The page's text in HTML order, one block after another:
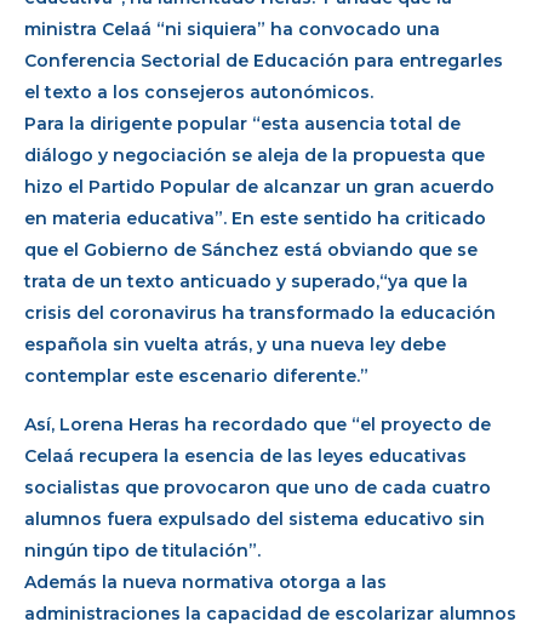
ministra Celaá “ni siquiera” ha convocado una
Conferencia Sectorial de Educación para entregarles
el texto a los consejeros autonómicos.
Para la dirigente popular “esta ausencia total de
diálogo y negociación se aleja de la propuesta que
hizo el Partido Popular de alcanzar un gran acuerdo
en materia educativa”. En este sentido ha criticado
que el Gobierno de Sánchez está obviando que se
trata de un texto anticuado y superado,“ya que la
crisis del coronavirus ha transformado la educación
española sin vuelta atrás, y una nueva ley debe
contemplar este escenario diferente.”
Así, Lorena Heras ha recordado que “el proyecto de
Celaá recupera la esencia de las leyes educativas
socialistas que provocaron que uno de cada cuatro
alumnos fuera expulsado del sistema educativo sin
ningún tipo de titulación”.
Además la nueva normativa otorga a las
administraciones la capacidad de escolarizar alumnos